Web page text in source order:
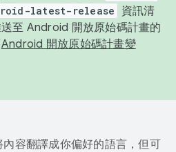
latest-release
資訊清
至 Android 開放原始碼計畫的
Android 開放原始碼計畫變
容翻譯成你偏好的語言，但可